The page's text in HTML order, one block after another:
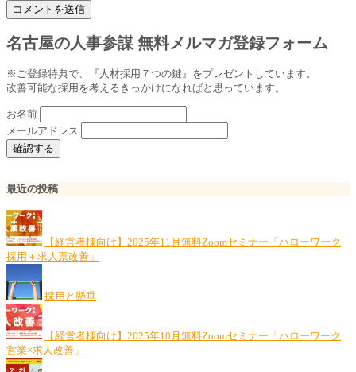
名古屋の人事参謀 無料メルマガ登録フォーム
※ご登録特典で、『人材採用７つの鍵』をプレゼントしています。
改善可能な採用を考えるきっかけになればと思っています。
お名前
メールアドレス
最近の投稿
【経営者様向け】2025年11月無料Zoomセミナー「ハローワーク
採用＋求人票改善」
採用と懸垂
【経営者様向け】2025年10月無料Zoomセミナー「ハローワーク
営業×求人改善」